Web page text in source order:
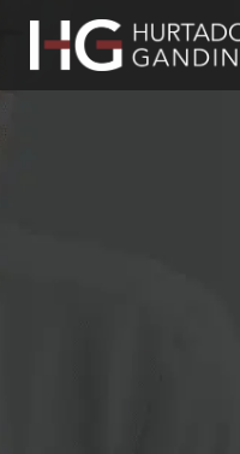
contenido